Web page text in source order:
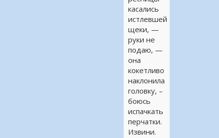
касались
истлевшей
щеки, —
руки не
подаю, —
она
кокетливо
наклонила
головку, –
боюсь
испачкать
перчатки.
Извини.